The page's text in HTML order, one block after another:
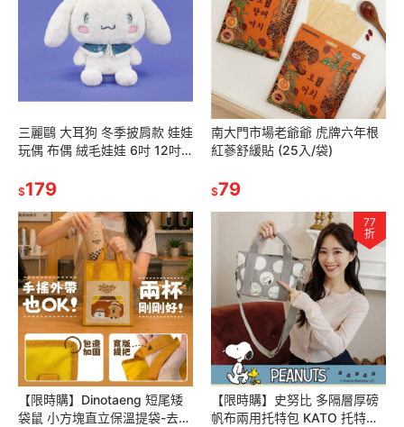
三麗鷗 大耳狗 冬季披肩款 娃娃
玩偶 布偶 絨毛娃娃 6吋 12吋
$179
南大門市場老爺爺 虎牌六年根
紅蔘舒緩貼 (25入/袋)
$79
【限時購】Dinotaeng 短尾矮
袋鼠 小方塊直立保溫提袋-去旅
77
折
【限時購】史努比 多隔層厚磅
帆布兩用托特包 KATO 托特包